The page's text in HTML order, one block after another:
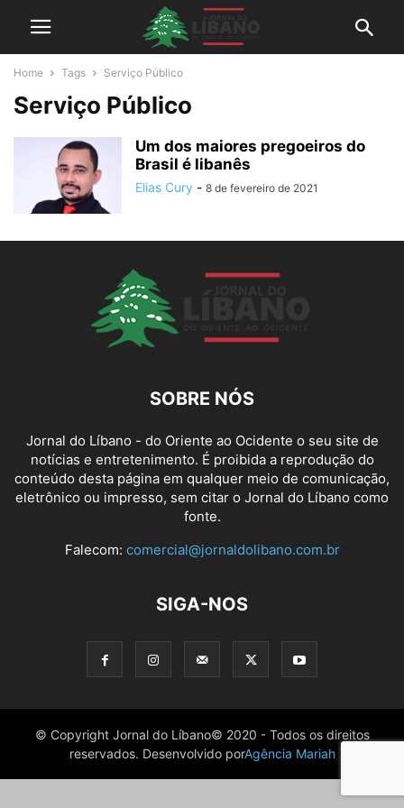
Home Tags Serviço Público
Serviço Público
Um dos maiores pregoeiros do
Brasil é libanês
Elias Cury - 8 de fevereiro de 2021
SOBRE NÓS
Jornal do Líbano - do Oriente ao Ocidente o seu site de
notícias e entretenimento. É proibida a reprodução do
conteúdo desta página em qualquer meio de comunicação,
eletrônico ou impresso, sem citar o Jornal do Líbano como
fonte.
Falecom: comercial@jornaldolibano.com.br
SIGA-NOS
© Copyright Jornal do Líbano© 2020 - Todos os direitos
reservados. Desenvolvido porAgência Mariah